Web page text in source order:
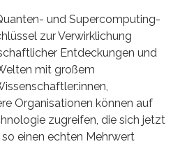
und Supercomputing-
zur Verwirklichung
Entdeckungen und
mit großem
Organisationen können auf
zugreifen, die sich jetzt
einen echten Mehrwert